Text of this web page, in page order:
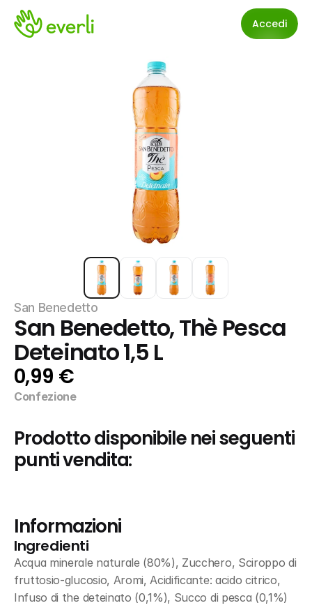
Accedi
San Benedetto
San Benedetto, Thè Pesca
Deteinato 1,5 L
0,99 €
Confezione
Prodotto disponibile nei seguenti
punti vendita:
Informazioni
Ingredienti
Acqua minerale naturale (80%), Zucchero, Sciroppo di
fruttosio-glucosio, Aromi, Acidificante: acido citrico,
Infuso di the deteinato (0,1%), Succo di pesca (0,1%)